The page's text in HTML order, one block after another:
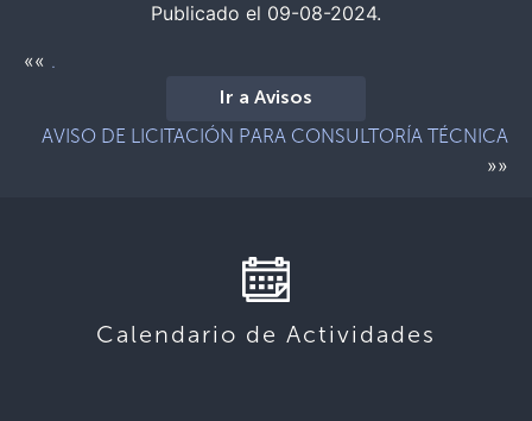
Publicado el 09-08-2024.
«« .
Ir a Avisos
AVISO DE LICITACIÓN PARA CONSULTORÍA TÉCNICA
»»
Calendario de Actividades